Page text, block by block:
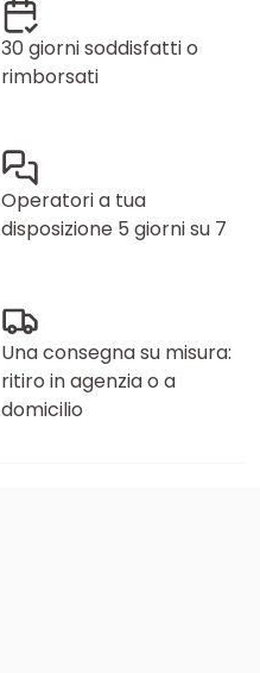
30 giorni soddisfatti o
rimborsati
Operatori a tua
disposizione 5 giorni su 7
Una consegna su misura:
ritiro in agenzia o a
domicilio